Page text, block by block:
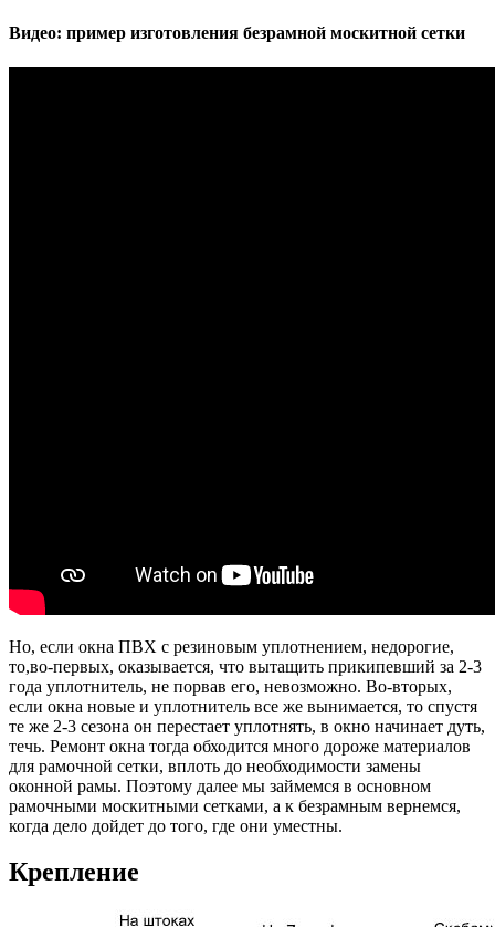
Видео: пример изготовления безрамной москитной сетки
Но, если окна ПВХ с резиновым уплотнением, недорогие,
то,во-первых, оказывается, что вытащить прикипевший за 2-3
года уплотнитель, не порвав его, невозможно. Во-вторых,
если окна новые и уплотнитель все же вынимается, то спустя
те же 2-3 сезона он перестает уплотнять, в окно начинает дуть,
течь. Ремонт окна тогда обходится много дороже материалов
для рамочной сетки, вплоть до необходимости замены
оконной рамы. Поэтому далее мы займемся в основном
рамочными москитными сетками, а к безрамным вернемся,
когда дело дойдет до того, где они уместны.
Крепление